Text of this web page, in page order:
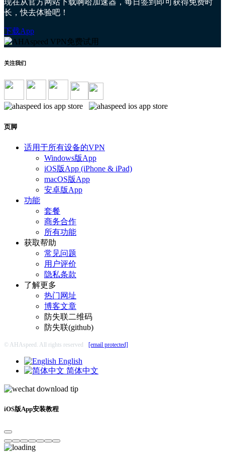
长，快去体验吧！
下载App
关注我们
页脚
适用于所有设备的VPN
Windows版App
iOS版App (iPhone & iPad)
macOS版App
安卓版App
功能
套餐
商务合作
所有功能
获取帮助
常见问题
用户评价
隐私条款
了解更多
热门网址
博客文章
防失联二维码
防失联(github)
© AHAspeed. All rights reserved [email protected]
English
简体中文
iOS版App安装教程